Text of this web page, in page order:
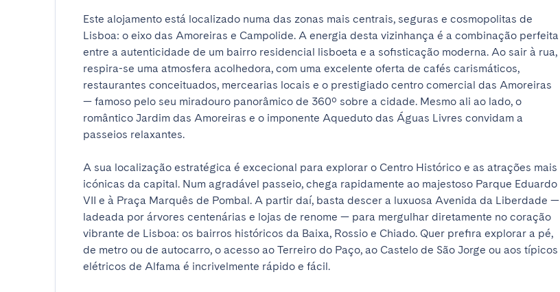
Este alojamento está localizado numa das zonas mais centrais, seguras e cosmopolitas de
Lisboa: o eixo das Amoreiras e Campolide. A energia desta vizinhança é a combinação perfeita
entre a autenticidade de um bairro residencial lisboeta e a sofisticação moderna. Ao sair à rua,
respira-se uma atmosfera acolhedora, com uma excelente oferta de cafés carismáticos,
restaurantes conceituados, mercearias locais e o prestigiado centro comercial das Amoreiras
— famoso pelo seu miradouro panorâmico de 360º sobre a cidade. Mesmo ali ao lado, o
romântico Jardim das Amoreiras e o imponente Aqueduto das Águas Livres convidam a
passeios relaxantes.
A sua localização estratégica é excecional para explorar o Centro Histórico e as atrações mais
icónicas da capital. Num agradável passeio, chega rapidamente ao majestoso Parque Eduardo
VII e à Praça Marquês de Pombal. A partir daí, basta descer a luxuosa Avenida da Liberdade —
ladeada por árvores centenárias e lojas de renome — para mergulhar diretamente no coração
vibrante de Lisboa: os bairros históricos da Baixa, Rossio e Chiado. Quer prefira explorar a pé,
de metro ou de autocarro, o acesso ao Terreiro do Paço, ao Castelo de São Jorge ou aos típicos
elétricos de Alfama é incrivelmente rápido e fácil.